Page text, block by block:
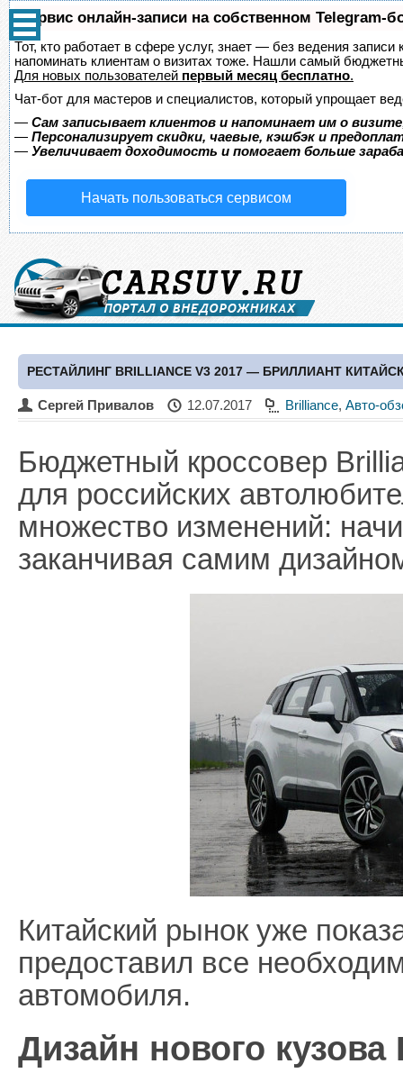
Сервис онлайн-записи на собственном Telegram-
Тот, кто работает в сфере услуг, знает — без ведения
напоминать клиентам о визитах тоже. Нашли самый
Для новых пользователей первый месяц бесплатно.
Чат-бот для мастеров и специалистов, который упрощает
— Сам записывает клиентов и напоминает им о
— Персонализирует скидки, чаевые, кэшбэк и
— Увеличивает доходимость и помогает больше
Начать пользоваться сервисом
РЕСТАЙЛИНГ BRILLIANCE V3 2017 — БРИЛЛИАНТ
Сергей Привалов 12.07.2017 Brilliance, Авто-
Бюджетный кроссовер
для российских
множество изменений:
заканчивая самим
Китайский рынок уже
предоставил все
автомобиля.
Дизайн нового